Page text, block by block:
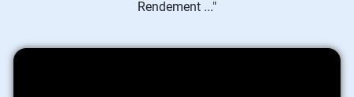
Rendement ..."